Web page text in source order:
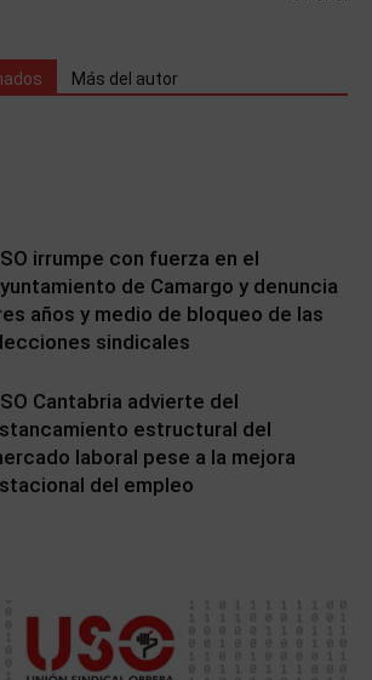
Más del autor
irrumpe con fuerza en el
de Camargo y denuncia
años y medio de bloqueo de las
sindicales
Cantabria advierte del
estructural del
laboral pese a la mejora
del empleo